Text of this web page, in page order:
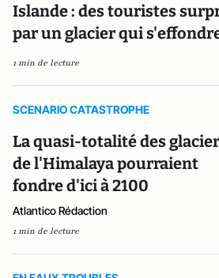
Islande : des touristes
par un glacier qui
1 min de lecture
SCENARIO CATASTROPHE
La quasi-totalité des
de l'Himalaya pourraient
fondre d'ici à 2100
Atlantico Rédaction
1 min de lecture